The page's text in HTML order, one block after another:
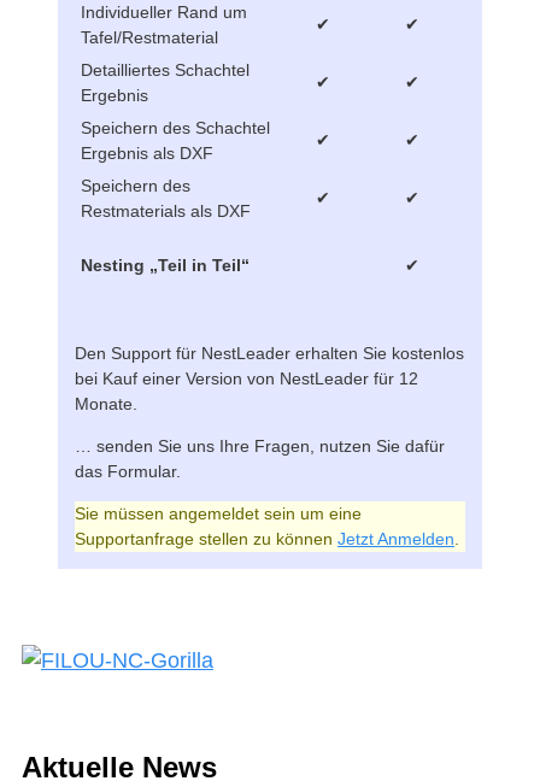
Individueller Rand um
Tafel/Restmaterial
✔ ✔
Detailliertes Schachtel
Ergebnis
✔ ✔
Speichern des Schachtel
Ergebnis als DXF
✔ ✔
Speichern des
Restmaterials als DXF
✔ ✔
Nesting „Teil in Teil“ ✔
Den Support für NestLeader erhalten Sie kostenlos
bei Kauf einer Version von NestLeader für 12
Monate.
… senden Sie uns Ihre Fragen, nutzen Sie dafür
das Formular.
Sie müssen angemeldet sein um eine
Supportanfrage stellen zu können Jetzt Anmelden
Aktuelle News